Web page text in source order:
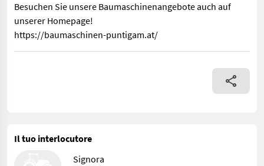
Besuchen Sie unsere Baumaschinenangebote auch auf
unserer Homepage!
https://baumaschinen-puntigam.at/
Arbeitsbreite 1.680 mm Referenznummer: 4034
Il tuo interlocutore
Signora